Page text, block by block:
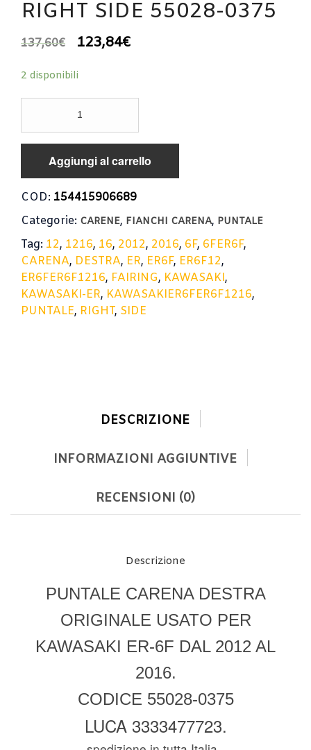
RIGHT SIDE 55028-0375
137,60€ 123,84€
2 disponibili
DESTRA
KAWASAKI
6F
2012-
/
RIGHT
SIDE
55028-
0375
quantità
Aggiungi al carrello
COD: 154415906689
Categorie: CARENE, FIANCHI CARENA, PUNTALE
Tag: 12, 1216, 16, 2012, 2016, 6F, 6FER6F,
CARENA, DESTRA, ER, ER6F, ER6F12,
ER6FER6F1216, FAIRING, KAWASAKI,
KAWASAKI-ER, KAWASAKIER6FER6F1216,
PUNTALE, RIGHT, SIDE
DESCRIZIONE
INFORMAZIONI AGGIUNTIVE
RECENSIONI (0)
Descrizione
PUNTALE CARENA DESTRA
ORIGINALE USATO PER
KAWASAKI ER-6F DAL 2012 AL
2016.
CODICE 55028-0375
LUCA 3333477723.